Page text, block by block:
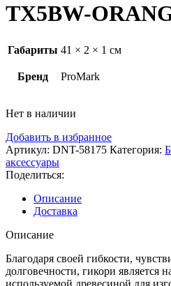
TX5BW-
Габариты 41 × 2 × 1 см
Бренд ProMark
Нет в наличии
Добавить в избранное
Артикул: DNT-58175 Категория:
аксессуары
Поделиться:
Описание
Доставка
Описание
Благодаря своей гибкости,
долговечности, гикори является
используемой древесиной для